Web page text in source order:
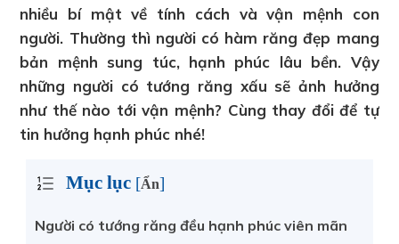
nhiều bí mật về tính cách và vận mệnh con
người. Thường thì người có hàm răng đẹp mang
bản mệnh sung túc, hạnh phúc lâu bền. Vậy
những người có tướng răng xấu sẽ ảnh hưởng
như thế nào tới vận mệnh? Cùng thay đổi để tự
tin hưởng hạnh phúc nhé!
Mục lục [Ẩn]
Người có tướng răng đều hạnh phúc viên mãn